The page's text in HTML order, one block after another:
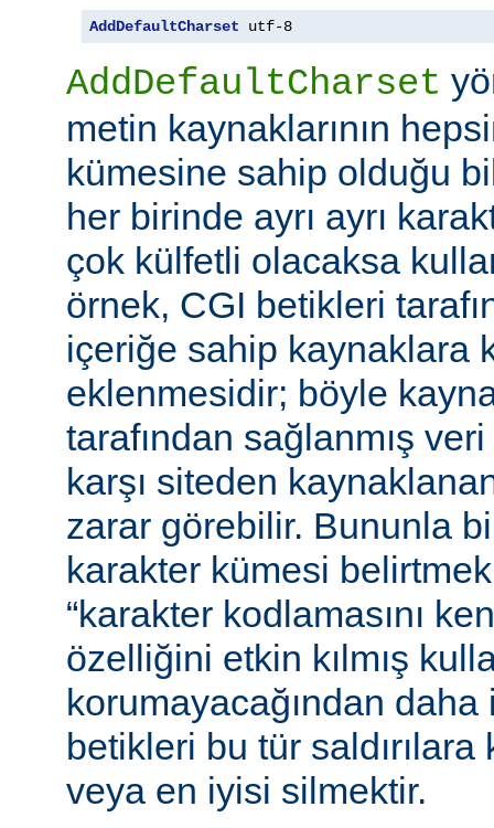
AddDefaultCharset utf-8
AddDefaultCharset
metin kaynaklarının
kümesine sahip olduğu
her birinde ayrı ayrı
çok külfetli olacaksa
örnek, CGI betikleri
içeriğe sahip kaynaklara
eklenmesidir; böyle
tarafından sağlanmış
karşı siteden
zarar görebilir. Bununla
karakter kümesi
“karakter kodlamasını
özelliğini etkin kılmış
korumayacağından
betikleri bu tür saldırılara
veya en iyisi silmektir.